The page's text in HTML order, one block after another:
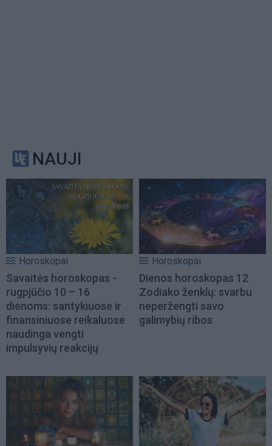
NAUJI
Horoskopai
Savaitės horoskopas -
rugpjūčio 10 – 16
dienoms: santykiuose ir
finansiniuose reikaluose
naudinga vengti
impulsyvių reakcijų
Horoskopai
Dienos horoskopas 12
Zodiako ženklų: svarbu
neperžengti savo
galimybių ribos